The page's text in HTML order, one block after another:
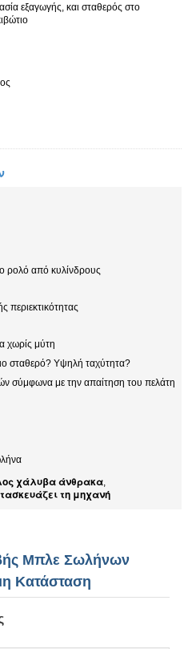
εξαγωγής, και σταθερός στο
ρολό από κυλίνδρους
περιεκτικότητας
χωρίς μύτη
σταθερό? Υψηλή ταχύτητα?
σύμφωνα με την απαίτηση του πελάτη
χάλυβα άνθρακα,
τη μηχανή
Μπλε Σωλήνων
Κατάσταση